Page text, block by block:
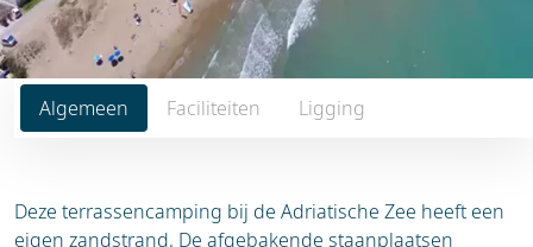
Algemeen Faciliteiten Ligging
Deze terrassencamping bij de Adriatische Zee heeft een
eigen zandstrand. De afgebakende staanplaatsen